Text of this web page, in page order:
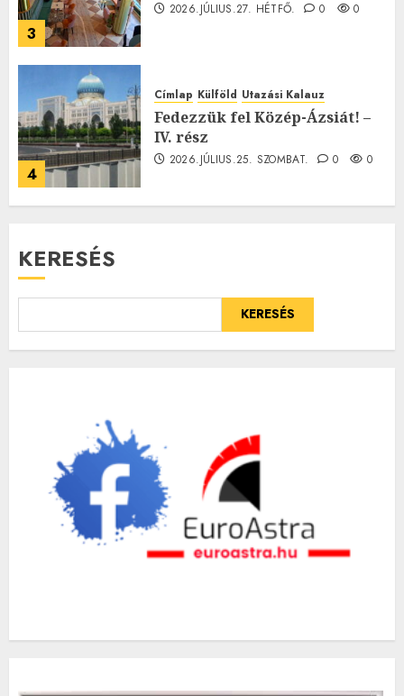
3
2026.JÚLIUS.27. HÉTFŐ. 0 0
4
Címlap Külföld Utazási Kalauz
Fedezzük fel Közép-Ázsiát! –
IV. rész
2026.JÚLIUS.25. SZOMBAT. 0 0
KERESÉS
KERESÉS